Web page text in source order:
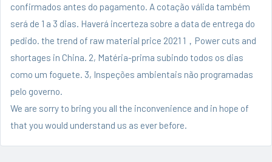
confirmados antes do pagamento. A cotação válida também
será de 1 a 3 dias. Haverá incerteza sobre a data de entrega do
pedido. the trend of raw material price 2021 1，Power cuts and
shortages in China. 2, Matéria-prima subindo todos os dias
como um foguete. 3, Inspeções ambientais não programadas
pelo governo.
We are sorry to bring you all the inconvenience and in hope of
that you would understand us as ever before.